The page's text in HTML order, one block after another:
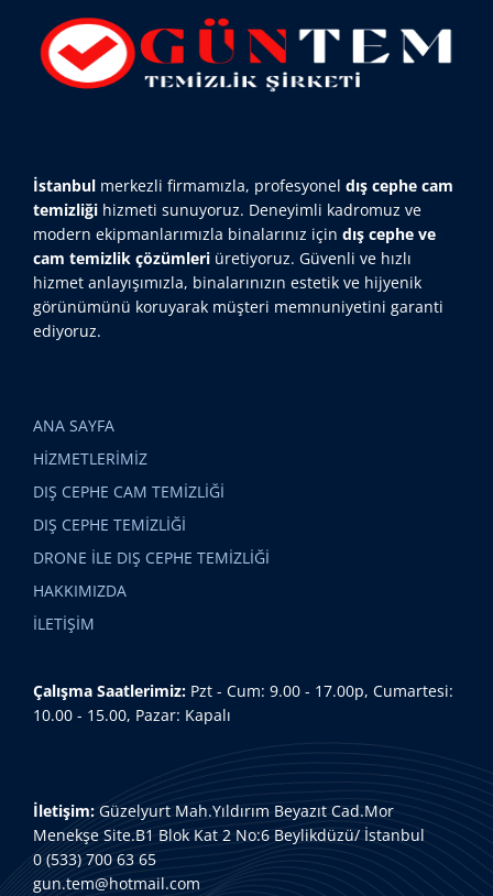
İstanbul merkezli firmamızla, profesyonel dış cephe cam
temizliği hizmeti sunuyoruz. Deneyimli kadromuz ve
modern ekipmanlarımızla binalarınız için dış cephe ve
cam temizlik çözümleri üretiyoruz. Güvenli ve hızlı
hizmet anlayışımızla, binalarınızın estetik ve hijyenik
görünümünü koruyarak müşteri memnuniyetini garanti
ediyoruz.
ANA SAYFA
HİZMETLERİMİZ
DIŞ CEPHE CAM TEMİZLİĞİ
DIŞ CEPHE TEMİZLİĞİ
DRONE İLE DIŞ CEPHE TEMİZLİĞİ
HAKKIMIZDA
İLETİŞİM
Çalışma Saatlerimiz: Pzt - Cum: 9.00 - 17.00p, Cumartesi:
10.00 - 15.00, Pazar: Kapalı
İletişim: Güzelyurt Mah.Yıldırım Beyazıt Cad.Mor
Menekşe Site.B1 Blok Kat 2 No:6 Beylikdüzü/ İstanbul
0 (533) 700 63 65
gun.tem@hotmail.com